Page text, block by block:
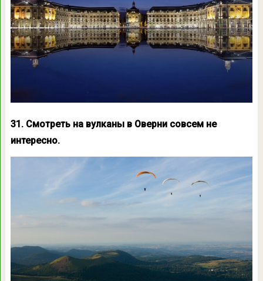
31. Смотреть на вулканы в Оверни совсем не
интересно.